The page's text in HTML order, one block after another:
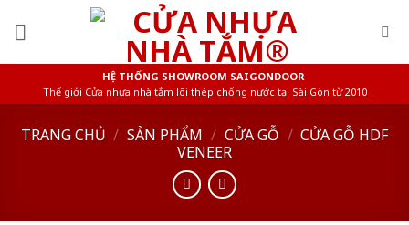
HỆ THỐNG SHOWROOM SAIGONDOOR
Thế giới Cửa nhựa nhà tắm lõi thép chống nước tại Sài Gòn từ 2010
TRANG CHỦ / SẢN PHẨM / CỬA GỖ / CỬA GỖ HDF
VENEER